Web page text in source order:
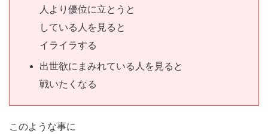
人より優位に立とうと
している人を見ると
イライラする
出世欲にまみれている人を見ると
戦いたくなる
このような事に